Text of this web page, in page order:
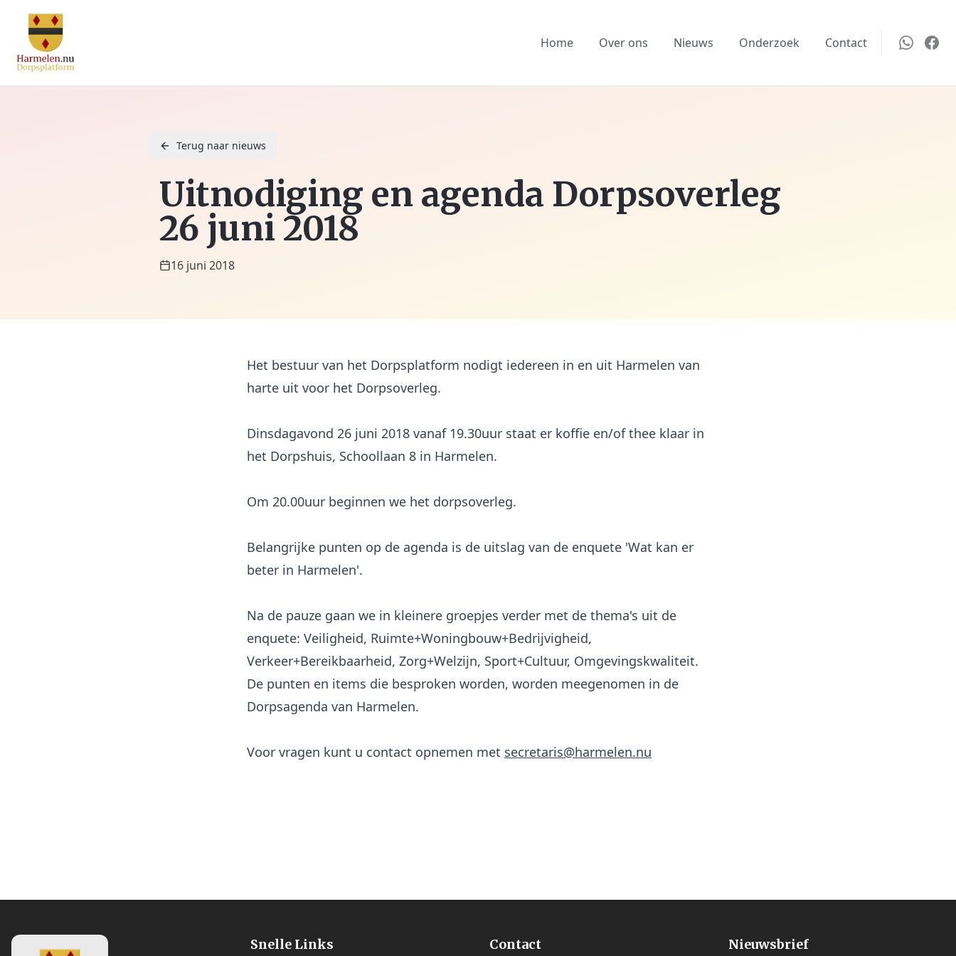
Home Over ons Nieuws Onderzoek Contact
Terug naar nieuws
Uitnodiging en agenda Dorpsoverleg
26 juni 2018
16 juni 2018
Het bestuur van het Dorpsplatform nodigt iedereen in en uit Harmelen van
harte uit voor het Dorpsoverleg.
Dinsdagavond 26 juni 2018 vanaf 19.30uur staat er koffie en/of thee klaar in
het Dorpshuis, Schoollaan 8 in Harmelen.
Om 20.00uur beginnen we het dorpsoverleg.
Belangrijke punten op de agenda is de uitslag van de enquete 'Wat kan er
beter in Harmelen'.
Na de pauze gaan we in kleinere groepjes verder met de thema's uit de
enquete: Veiligheid, Ruimte+Woningbouw+Bedrijvigheid,
Verkeer+Bereikbaarheid, Zorg+Welzijn, Sport+Cultuur, Omgevingskwaliteit.
De punten en items die besproken worden, worden meegenomen in de
Dorpsagenda van Harmelen.
Voor vragen kunt u contact opnemen met secretaris@harmelen.nu
Snelle Links Contact Nieuwsbrief